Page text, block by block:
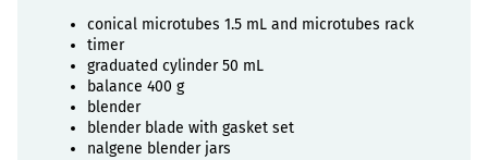
conical microtubes 1.5 mL and microtubes rack
timer
graduated cylinder 50 mL
balance 400 g
blender
blender blade with gasket set
nalgene blender jars